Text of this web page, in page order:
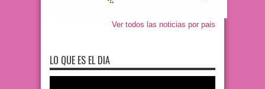
Ver todos las noticias por pais
LO QUE ES EL DIA